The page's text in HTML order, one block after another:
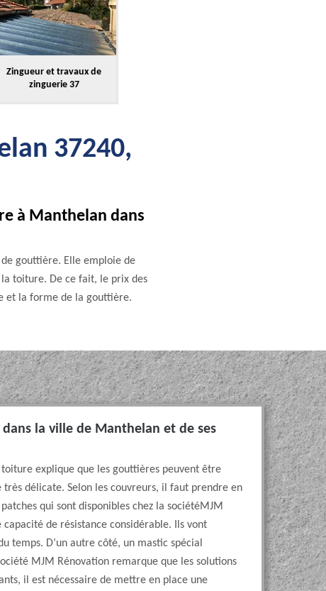
Zingueur et travaux de
zinguerie 37
37240,
à Manthelan dans
gouttière. Elle emploie de
toiture. De ce fait, le prix des
et la forme de la gouttière.
la ville de Manthelan et de ses
explique que les gouttières peuvent être
délicate. Selon les couvreurs, il faut prendre en
qui sont disponibles chez la sociétéMJM
de résistance considérable. Ils vont
temps. D’un autre côté, un mastic spécial
MJM Rénovation remarque que les solutions
il est nécessaire de mettre en place une